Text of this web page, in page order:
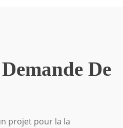
De
projet pour la la